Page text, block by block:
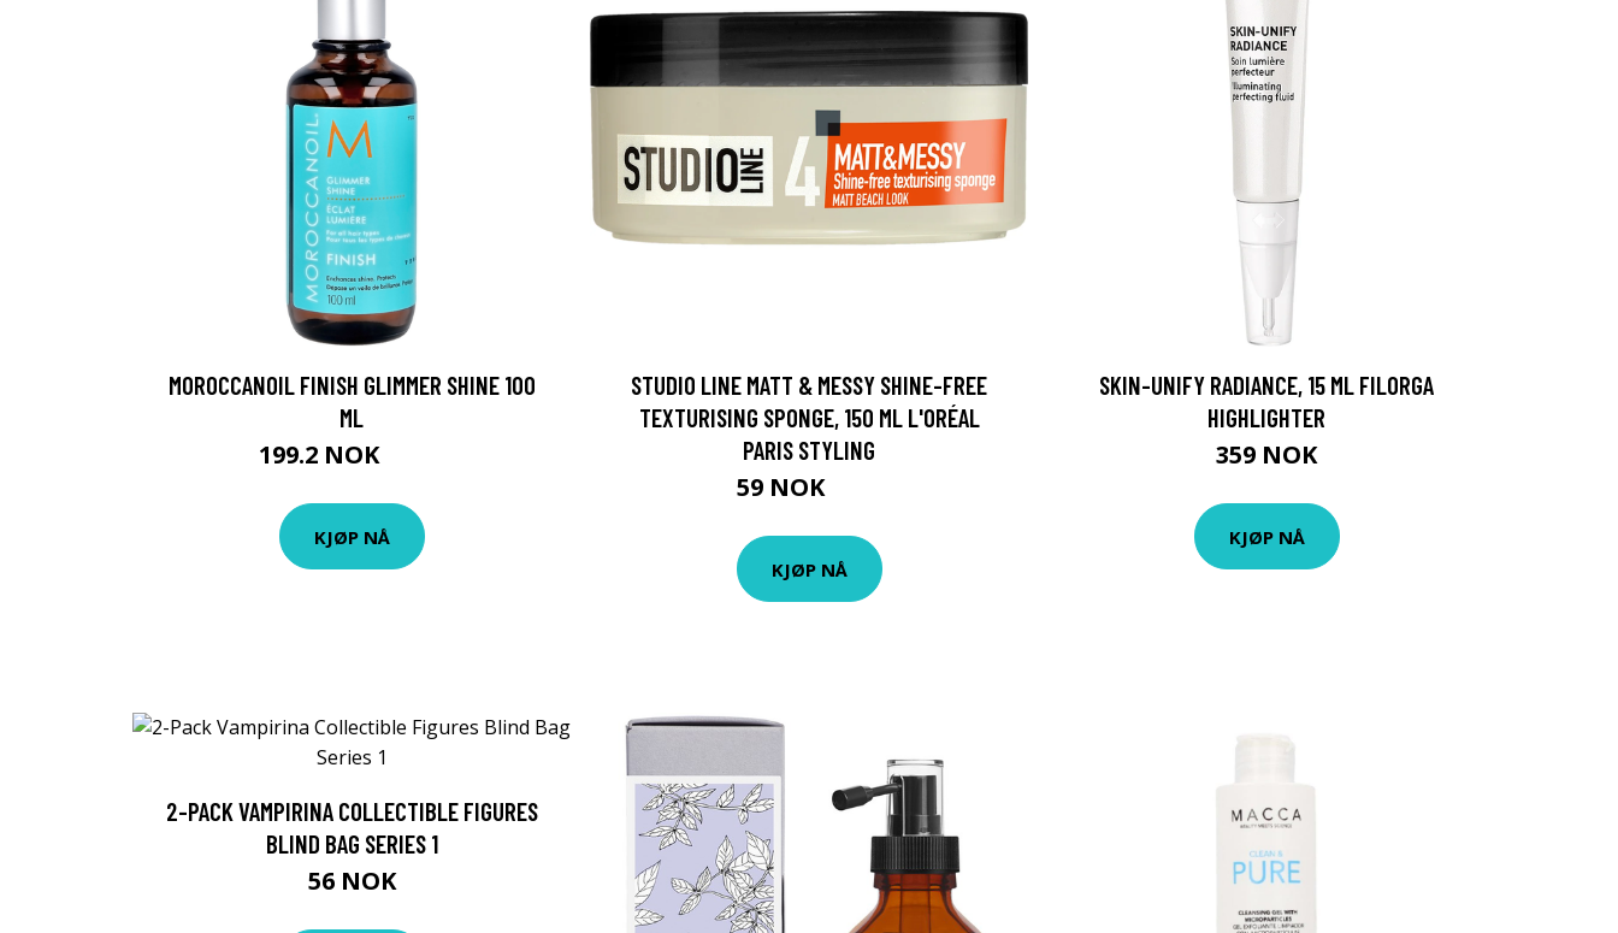
MOROCCANOIL FINISH GLIMMER SHINE 100
ML
199.2 NOK
KJØP NÅ
STUDIO LINE MATT & MESSY SHINE-FREE
TEXTURISING SPONGE, 150 ML L'ORÉAL
PARIS STYLING
59 NOK
KJØP NÅ
SKIN-UNIFY RADIANCE, 15 ML FILORGA
HIGHLIGHTER
359 NOK
KJØP NÅ
2-PACK VAMPIRINA COLLECTIBLE FIGURES
BLIND BAG SERIES 1
56 NOK